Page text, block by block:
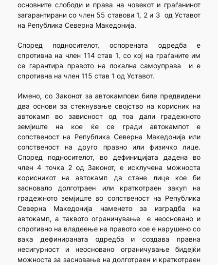
основните слободи и права на човекот и граѓанинот
загарантирани со член 55 ставови 1, 2 и 3 од Уставот
на Република Северна Македонија.
Според подносителот, оспорената одредба е
спротивна на член 114 став 1, со кој на граѓаните им
се гарантира правото на локална самоупрaва и е
спротивна на член 115 став 1 од Уставот.
Имено, со Законот за автокампови биле предвидени
два основи за стекнување својство на корисник на
автокамп во зависност од тоа дали градежното
земјиште на кое ќе се гради автокампот е
сопственост на Република Северна Македонија или
сопственост на друго правно или физичко лице.
Според подносителот, во дефиницијата дадена во
член 4 точка 2 од Законот, е исклучена можноста
корисникот на автокамп да стане лице кое би
засновало долготраен или краткотраен закуп на
градежното земјиште во сопственост на Република
Северна Македонија наменето за изградба на
автокамп, а таквото ограничување е неосновано и
спротивно на владеење на правото кое е нарушено со
вака дефинираната одредба и создава правна
несигурност и неосновано ограничување бидејќи
можноста за засновање на долготраен и краткотраен